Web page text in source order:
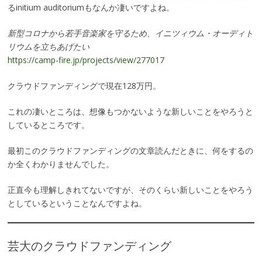
るinitium auditoriumもなんか凄いですよね。
新型コロナから若手音楽家を守るため、イニツィウム・オーディト
リウムを立ちあげたい
https://camp-fire.jp/projects/view/277017
クラウドファンディングで現在128万円。
これの凄いところは、想像もつかないような新しいことをやろうと
しているところです。
最初このクラウドファンディングの文章読んだときに、何をするの
か全くわかりませんでした。
正直今も理解しきれてないですが、そのくらい新しいことをやろう
としているということなんですよね。
芸大のクラウドファンディング